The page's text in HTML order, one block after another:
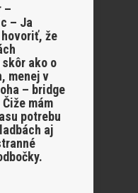
–
– Ja
že
ako o
menej v
– bridge
mám
potrebu
aj